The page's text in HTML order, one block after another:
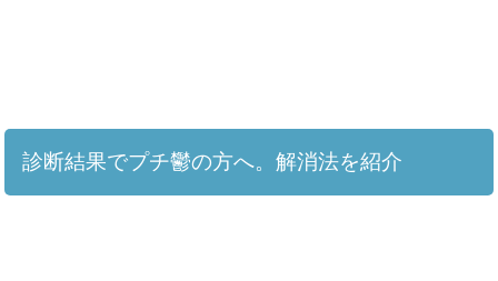
診断結果でプチ鬱の方へ。解消法を紹介